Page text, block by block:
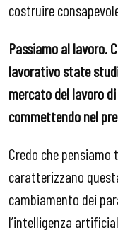
costruire
Passiamo al lavoro.
lavorativo state
mercato del lavoro
commettendo nel
Credo che
caratterizzano
cambiamento dei
l’intelligenza